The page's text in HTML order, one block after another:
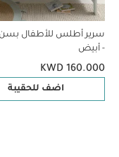
سرير أطلس للأطفال
- أبيض
KWD 160.000
اضف للحقيبة